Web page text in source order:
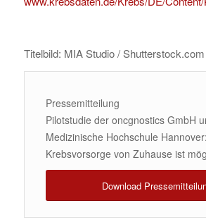
Titelbild: MIA Studio / Shutterstock.com
Pressemitteilung
Pilotstudie der oncgnostics GmbH
Medizinische Hochschule Hannover:
Krebsvorsorge von Zuhause ist
Download